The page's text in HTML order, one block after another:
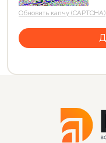
Обновить капчу (CAPTCHA)